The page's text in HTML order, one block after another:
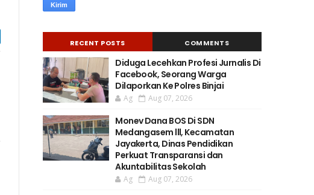
RECENT POSTS COMMENTS
Diduga Lecehkan Profesi Jurnalis Di
Facebook, Seorang Warga
Dilaporkan Ke Polres Binjai
Ag Aug 07, 2026
Monev Dana BOS Di SDN
Medangasem lll, Kecamatan
Jayakerta, Dinas Pendidikan
Perkuat Transparansi dan
Akuntabilitas Sekolah
Ag Aug 07, 2026